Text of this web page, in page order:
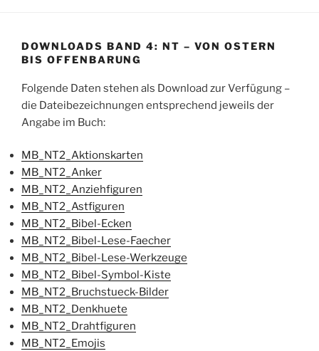
DOWNLOADS BAND 4: NT – VON OSTERN
BIS OFFENBARUNG
Folgende Daten stehen als Download zur Verfügung –
die Dateibezeichnungen entsprechend jeweils der
Angabe im Buch:
MB_NT2_Aktionskarten
MB_NT2_Anker
MB_NT2_Anziehfiguren
MB_NT2_Astfiguren
MB_NT2_Bibel-Ecken
MB_NT2_Bibel-Lese-Faecher
MB_NT2_Bibel-Lese-Werkzeuge
MB_NT2_Bibel-Symbol-Kiste
MB_NT2_Bruchstueck-Bilder
MB_NT2_Denkhuete
MB_NT2_Drahtfiguren
MB_NT2_Emojis